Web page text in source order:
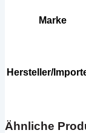
Marke
Hersteller/
Ähnliche